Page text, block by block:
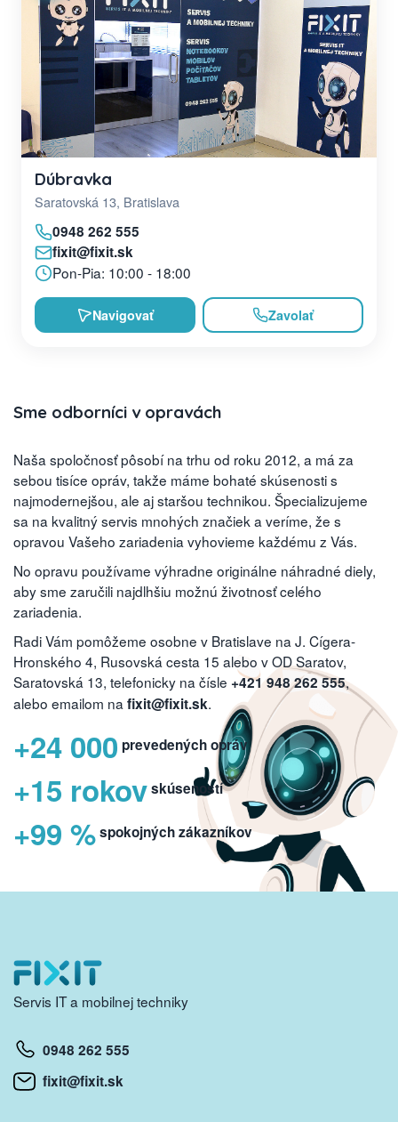
Dúbravka
Saratovská 13, Bratislava
0948 262 555
fixit@fixit.sk
Pon-Pia: 10:00 - 18:00
Navigovať Zavolať
Sme odborníci v opravách
Naša spoločnosť pôsobí na trhu od roku 2012, a má za
sebou tisíce opráv, takže máme bohaté skúsenosti s
najmodernejšou, ale aj staršou technikou. Špecializujeme
sa na kvalitný servis mnohých značiek a veríme, že s
opravou Vašeho zariadenia vyhovieme každému z Vás.
No opravu používame výhradne originálne náhradné diely,
aby sme zaručili najdlhšiu možnú životnosť celého
zariadenia.
Radi Vám pomôžeme osobne v Bratislave na J. Cígera-
Hronského 4, Rusovská cesta 15 alebo v OD Saratov,
Saratovská 13, telefonicky na čísle +421 948 262 555,
alebo emailom na fixit@fixit.sk.
+24 000 prevedených opráv
+15 rokovskúseností
+99 %spokojných zákazníkov
Servis IT a mobilnej techniky
0948 262 555
fixit@fixit.sk